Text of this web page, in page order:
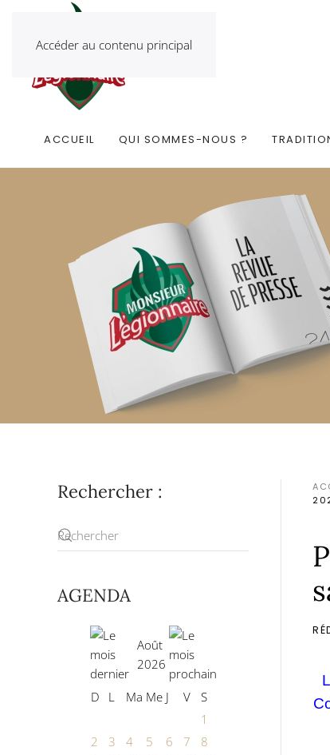
Accéder au contenu principal
ACCUEIL QUI SOMMES-NOUS ?
Rechercher :
AGENDA
Août
2026
D L Ma Me J V
S
1
2
3 4 5 6 7
8